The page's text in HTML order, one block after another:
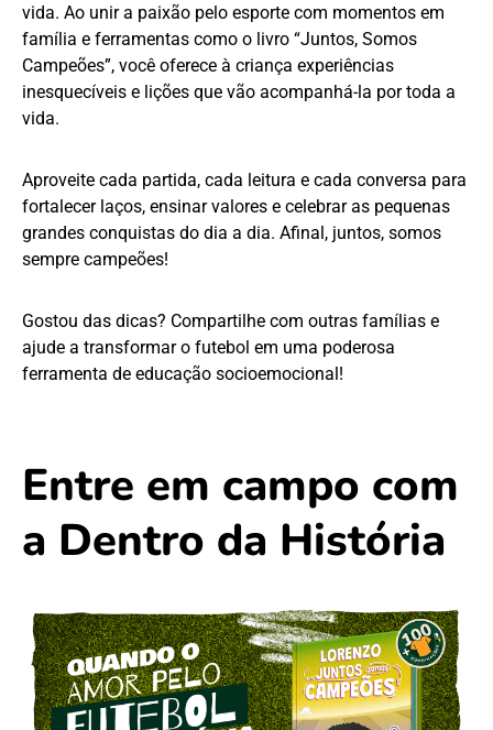
vida. Ao unir a paixão pelo esporte com momentos em
família e ferramentas como o livro “Juntos, Somos
Campeões”, você oferece à criança experiências
inesquecíveis e lições que vão acompanhá-la por toda a
vida.
Aproveite cada partida, cada leitura e cada conversa para
fortalecer laços, ensinar valores e celebrar as pequenas
grandes conquistas do dia a dia. Afinal, juntos, somos
sempre campeões!
Gostou das dicas? Compartilhe com outras famílias e
ajude a transformar o futebol em uma poderosa
ferramenta de educação socioemocional!
Entre em campo com
a Dentro da História